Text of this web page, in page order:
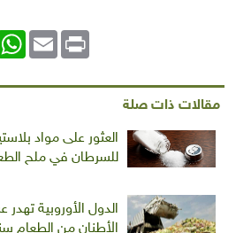
Email Print
مقالات ذات صلة
العثور على مواد
للسرطان في ملح
الدول الأوروبية
الأطنان من الطعام